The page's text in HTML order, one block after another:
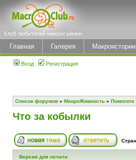
Главная Галерея Макроистории
Вход Регистрация
Список форумов » МакроЖивность » Помогите
Что за кобылки
Версия для печати